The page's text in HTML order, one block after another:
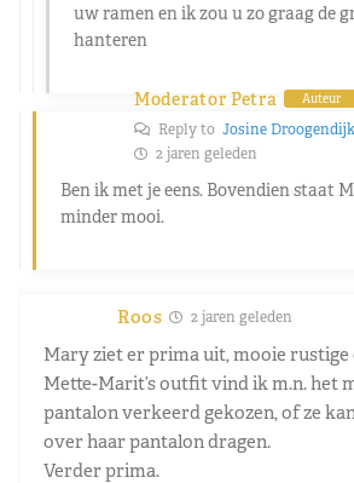
uw ramen en ik zou u zo graag de
hanteren
Moderator Petra Auteur
Reply to Josine Droogendijk
2 jaren geleden
Ben ik met je eens. Bovendien staat
minder mooi.
Roos 2 jaren geleden
Mary ziet er prima uit, mooie
Mette-Marit’s outfit vind ik m.n. het
pantalon verkeerd gekozen, of ze
over haar pantalon dragen.
Verder prima.